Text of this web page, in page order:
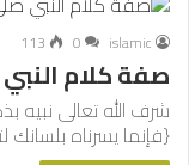
islamic
0
113
صفة كلام
شرف الله تعالى نبيه
{فإنما يسرناه بلسانك